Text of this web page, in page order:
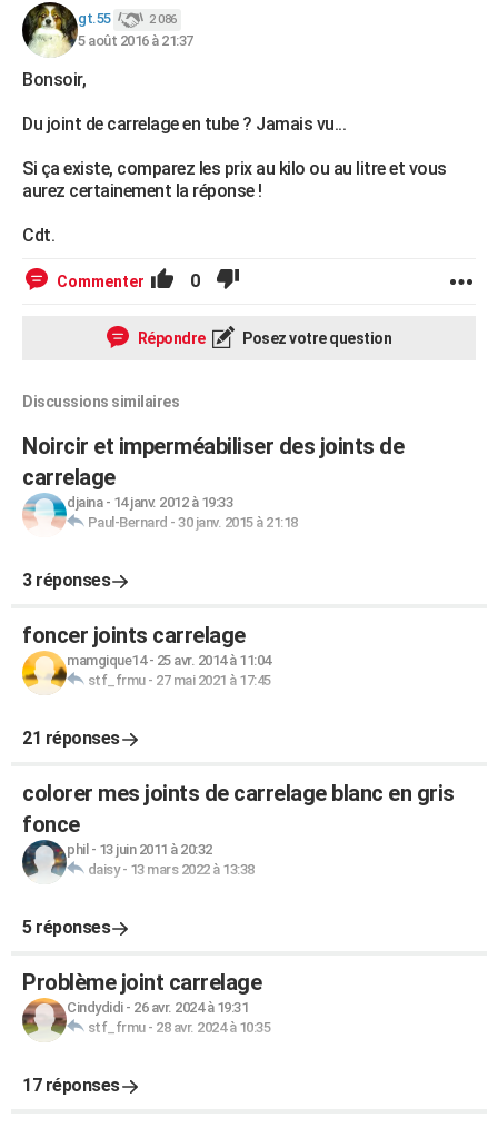
Dictionnaire
Biographies
Citations
Expressions
Proverbes
PROGRAMME TV
Bricolage
Lifestyle
Culture
Sport
Auto
Television
Voyage
Cinema
gt.55 2 086
5 août 2016 à 21:37
Bonsoir,
Du joint de carrelage en tube ? Jamais vu...
Si ça existe, comparez les prix au kilo ou au litre et vous
aurez certainement la réponse !
Cdt.
Commenter 0
Répondre Posez votre question
Discussions similaires
Noircir et imperméabiliser des joints de
carrelage
djaina- 14 janv. 2012 à 19:33
Paul-Bernard - 30 janv. 2015 à 21:18
3 réponses
foncer joints carrelage
mamgique14- 25 avr. 2014 à 11:04
stf_frmu- 27 mai 2021 à 17:45
21 réponses
colorer mes joints de carrelage blanc en gris
fonce
phil - 13 juin 2011 à 20:32
daisy- 13 mars 2022 à 13:38
5 réponses
Problème joint carrelage
Cindydidi- 26 avr. 2024 à 19:31
stf_frmu- 28 avr. 2024 à 10:35
17 réponses